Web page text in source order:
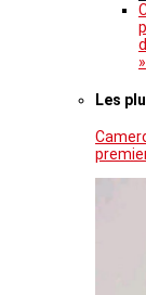
»
Les